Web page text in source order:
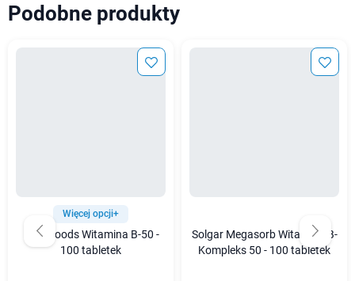
Podobne produkty
Więcej opcji+
Now Foods Witamina B-50 -
100 tabletek
Solgar Megasorb Witamina B-
Kompleks 50 - 100 tabletek